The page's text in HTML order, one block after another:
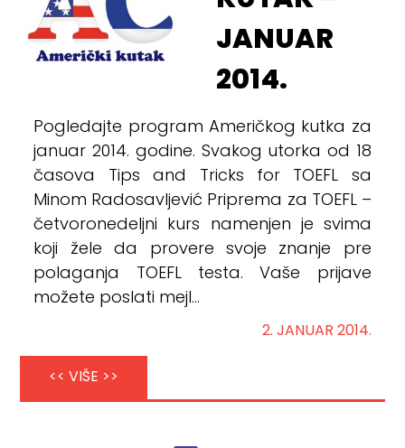
JANUAR
2014.
Pogledajte program Američkog kutka za
januar 2014. godine. Svakog utorka od 18
časova Tips and Tricks for TOEFL sa
Minom Radosavljević Priprema za TOEFL –
četvoronedeljni kurs namenjen je svima
koji žele da provere svoje znanje pre
polaganja TOEFL testa. Vaše prijave
možete poslati mejl...
2. JANUAR 2014.
<< VIŠE >>